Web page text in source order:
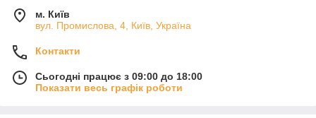
м. Київ
вул. Промислова, 4, Київ, Україна
Контакти
Сьогодні працює з 09:00 до 18:00
Показати весь графік роботи